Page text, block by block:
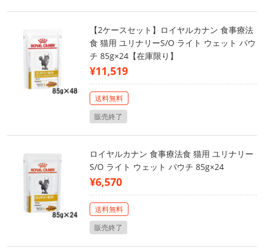
【2ケースセット】ロイヤルカナン 食事療法
食 猫用 ユリナリーS/O ライト ウェット パウ
チ 85g×24【在庫限り】
¥11,519
送料無料
販売終了
ロイヤルカナン 食事療法食 猫用 ユリナリー
S/O ライト ウェット パウチ 85g×24
¥6,570
送料無料
販売終了